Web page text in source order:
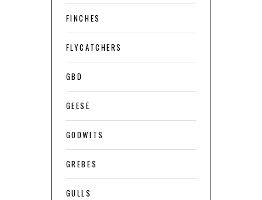
FINCHES
FLYCATCHERS
GBD
GEESE
GODWITS
GREBES
GULLS